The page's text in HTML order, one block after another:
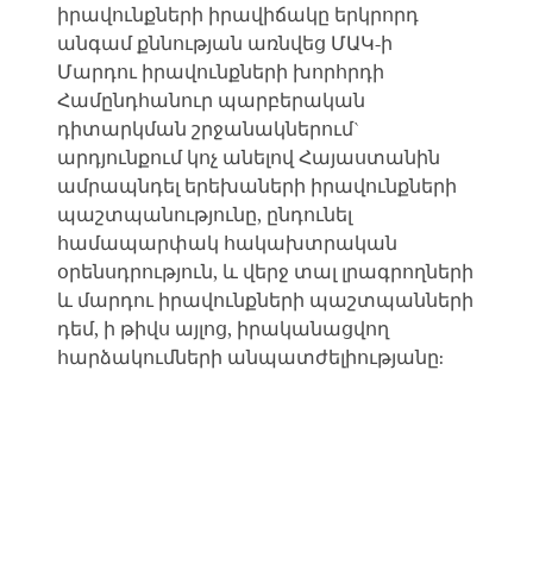
իրավունքների իրավիճակը երկրորդ
անգամ քննության առնվեց ՄԱԿ-ի
Մարդու իրավունքների խորհրդի
Համընդհանուր պարբերական
դիտարկման շրջանակներում`
արդյունքում կոչ անելով Հայաստանին
ամրապնդել երեխաների իրավունքների
պաշտպանությունը, ընդունել
համապարփակ հակախտրական
օրենսդրություն, և վերջ տալ լրագրողների
և մարդու իրավունքների պաշտպանների
դեմ, ի թիվս այլոց, իրականացվող
հարձակումների անպատժելիությանը: